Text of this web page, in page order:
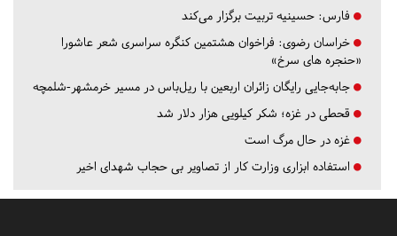
فارس: حسینیه تربیت برگزار می‌کند
خراسان رضوی: فراخوان هشتمین کنگره سراسری شعر عاشورا
«حنجره های سرخ»
جابه‌جایی رایگان زائران اربعین با ریل‌باس در مسیر خرمشهر-شلمچه
قحطی در غزه؛ شکر کیلویی هزار دلار شد
غزه در حال مرگ است
استفاده ابزاری وزارت کار از تصاویر بی حجاب شهدای اخیر